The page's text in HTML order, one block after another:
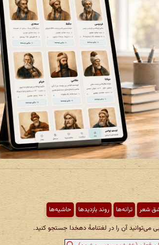
شعر ترانه‌ها روند بازدیدها حاشیه‌ها
می‌توانید آن را در لغتنامهٔ دهخدا جستجو کنید.